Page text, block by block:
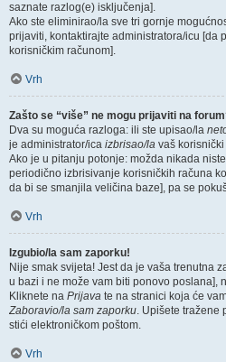
saznate razlog(e) isključenja].
Ako ste eliminirao/la sve tri gornje
prijaviti, kontaktirajte administratora/icu [da
korisničkim računom].
Vrh
Zašto se “više” ne mogu prijaviti na
Dva su moguća razloga: ili ste upisao/la
je administrator/ica izbrisao/la vaš
Ako je u pitanju potonje: možda nikada
periodično izbrisivanje korisničkih računa
da bi se smanjila veličina baze], pa se
Vrh
Izgubio/la sam zaporku!
Nije smak svijeta! Jest da je vaša trenutna
u bazi i ne može vam biti ponovo poslana],
Kliknete na Prijava te na stranici koja će
Zaboravio/la sam zaporku. Upišete tražene
stići elektroničkom poštom.
Vrh